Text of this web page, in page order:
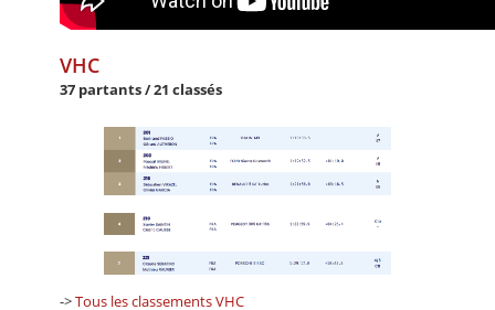
VHC
37 partants / 21 classés
->Tous les classements VHC